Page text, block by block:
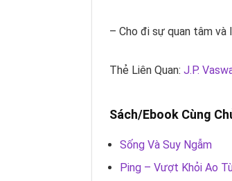
– Cho đi sự quan tâm
Thẻ Liên Quan: J.P.
Sách/Ebook Cùng
Sống Và Suy Ngẫm
Ping – Vượt Khỏi Ao